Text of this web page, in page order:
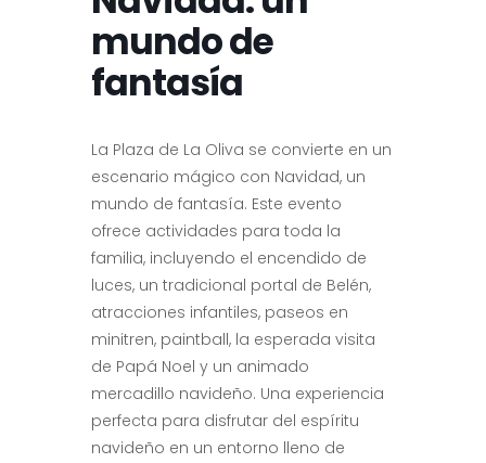
mundo de
fantasía
La Plaza de La Oliva se convierte en un
escenario mágico con Navidad, un
mundo de fantasía. Este evento
ofrece actividades para toda la
familia, incluyendo el encendido de
luces, un tradicional portal de Belén,
atracciones infantiles, paseos en
minitren, paintball, la esperada visita
de Papá Noel y un animado
mercadillo navideño. Una experiencia
perfecta para disfrutar del espíritu
navideño en un entorno lleno de